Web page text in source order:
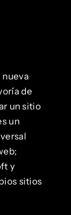
nueva
de
un sitio
un
y
sitios